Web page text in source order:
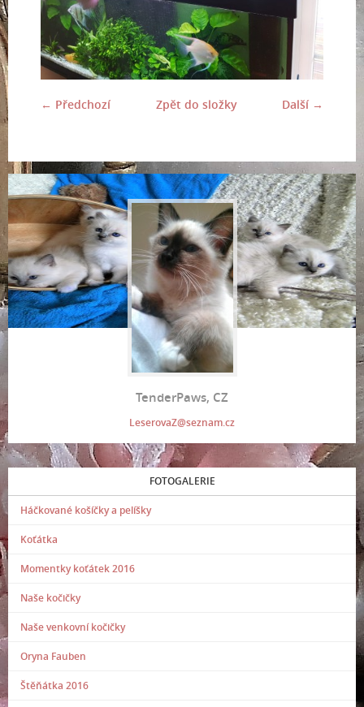
← Předchozí Další →
Zpět do složky
TenderPaws, CZ
LeserovaZ@seznam.cz
FOTOGALERIE
Háčkované košíčky a pelíšky
Koťátka
Momentky koťátek 2016
Naše kočičky
Naše venkovní kočičky
Oryna Fauben
Štěňátka 2016